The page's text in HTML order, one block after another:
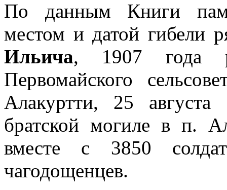
По данным Книги
местом и датой гибели
Ильича, 1907 года
Первомайского
Алакуртти, 25
братской могиле в п.
вместе с 3850
чагодощенцев.